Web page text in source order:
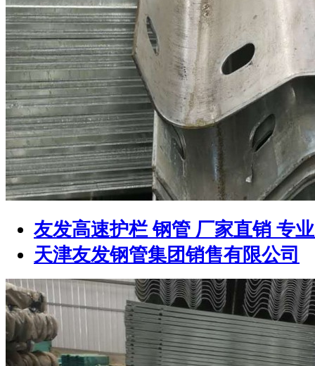
友发高速护栏 钢管 厂家直销 专
天津友发钢管集团销售有限公司